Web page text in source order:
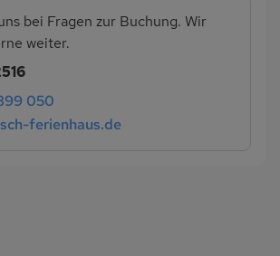
bei Fragen zur Buchung. Wir
weiter.
050
ferienhaus.de